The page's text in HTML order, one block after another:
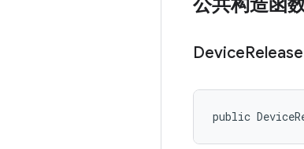
公共构造函
DeviceRelease
public